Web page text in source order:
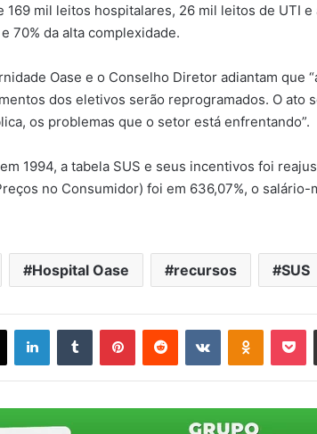
mil leitos hospitalares, 26 mil leitos de UTI e
70% da alta complexidade.
Oase e o Conselho Diretor adiantam que
dos eletivos serão reprogramados. O ato
os problemas que o setor está enfrentando”.
1994, a tabela SUS e seus incentivos foi
no Consumidor) foi em 636,07%, o salário-
Hospital Oase recursos SUS